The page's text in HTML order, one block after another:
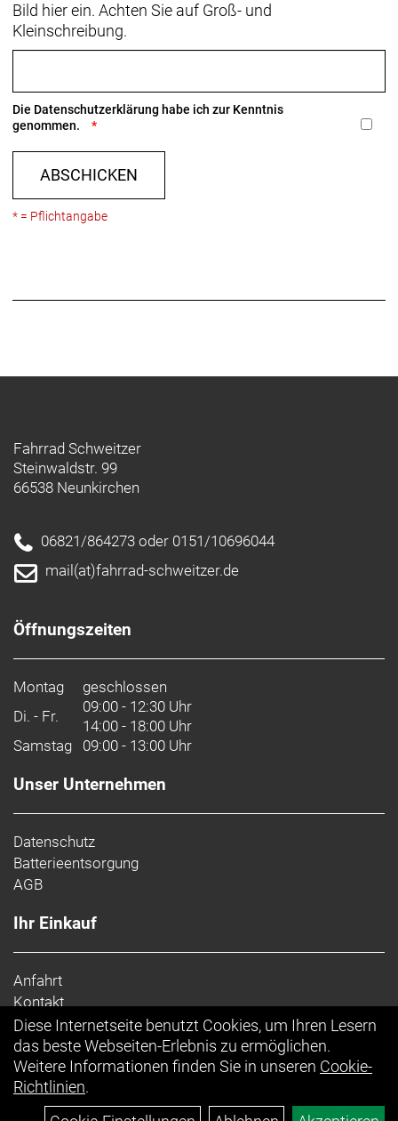
Bild hier ein. Achten Sie auf Groß- und
Kleinschreibung.
Die Datenschutzerklärung habe ich zur Kenntnis
genommen.
ABSCHICKEN
* = Pflichtangabe
Fahrrad Schweitzer
Steinwaldstr. 99
66538 Neunkirchen
06821/864273 oder 0151/10696044
mail(at)fahrrad-schweitzer.de
Öffnungszeiten
Montag
geschlossen
Di. - Fr.
09:00 - 12:30 Uhr
14:00 - 18:00 Uhr
Samstag 09:00 - 13:00 Uhr
Unser Unternehmen
Datenschutz
Batterieentsorgung
AGB
Ihr Einkauf
Anfahrt
Kontakt
Impressum
Top Artikel
Diese Internetseite benutzt Cookies, um Ihren Lesern
das beste Webseiten-Erlebnis zu ermöglichen.
Weitere Informationen finden Sie in unseren Cookie-
Richtlinien.